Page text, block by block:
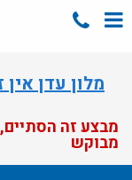
מלון עדן אין
מבצע זה
מבוקש